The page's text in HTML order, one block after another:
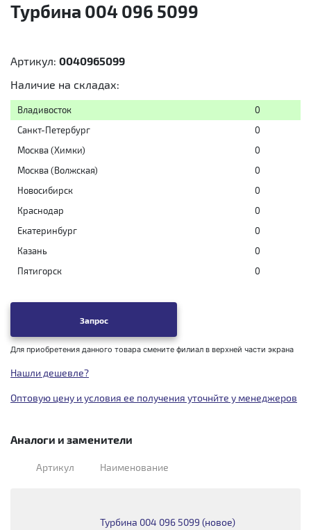
Турбина 004 096 5099
Артикул: 0040965099
Наличие на складах:
Владивосток
0
Санкт-Петербург
0
Москва (Химки)
0
Москва (Волжская)
0
Новосибирск
0
Краснодар
0
Екатеринбург
0
Казань
0
Пятигорск
0
Запрос
Для приобретения данного товара смените филиал в верхней части экрана
Нашли дешевле?
Оптовую цену и условия ее получения уточнйте у менеджеров
Аналоги и заменители
Артикул Наименование
Турбина 004 096 5099 (новое)